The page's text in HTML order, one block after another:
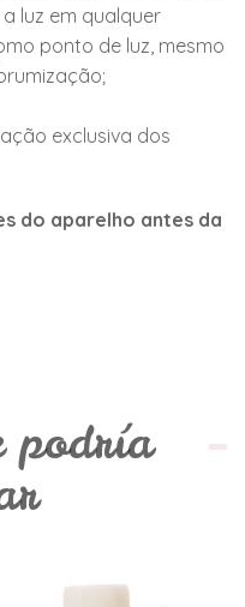
luz em qualquer
ponto de luz, mesmo
exclusiva dos
do aparelho antes da
podría